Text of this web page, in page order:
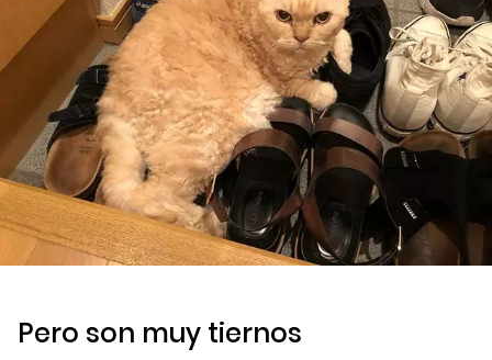
Pero son muy tiernos